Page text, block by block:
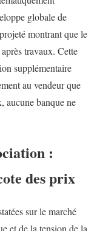
globale de
montrant que le
travaux. Cette
supplémentaire
au vendeur que
aucune banque ne
:
des prix
sur le marché
et de la tension de la